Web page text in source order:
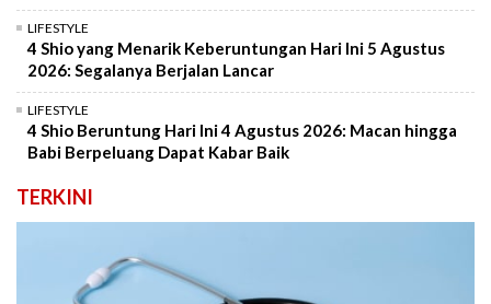
LIFESTYLE
4 Shio yang Menarik Keberuntungan Hari Ini 5 Agustus
2026: Segalanya Berjalan Lancar
LIFESTYLE
4 Shio Beruntung Hari Ini 4 Agustus 2026: Macan hingga
Babi Berpeluang Dapat Kabar Baik
TERKINI